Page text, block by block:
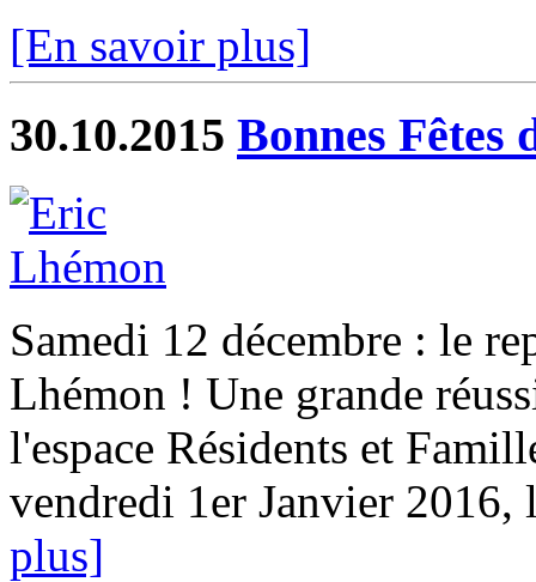
[En savoir plus]
30.10.2015 Bonnes Fêtes
Samedi 12 décembre : le
Lhémon ! Une grande
l'espace Résidents et
vendredi 1er Janvier 2016,
plus]